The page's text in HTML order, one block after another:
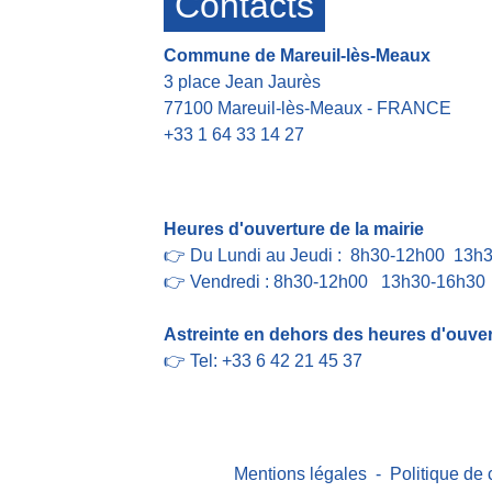
Commune de Mareuil-lès-Meaux
3 place Jean Jaurès
77100 Mareuil-lès-Meaux - FRANCE
+33 1 64 33 14 27
Heures d'ouverture de la mairie
👉 Du Lundi au Jeudi : 8h30-12h00
👉 Vendredi : 8h30-12h00 13h30-16h30
Astreinte en dehors des heures
👉 Tel: +33 6 42 21 45 37
Mentions légales - Politique de